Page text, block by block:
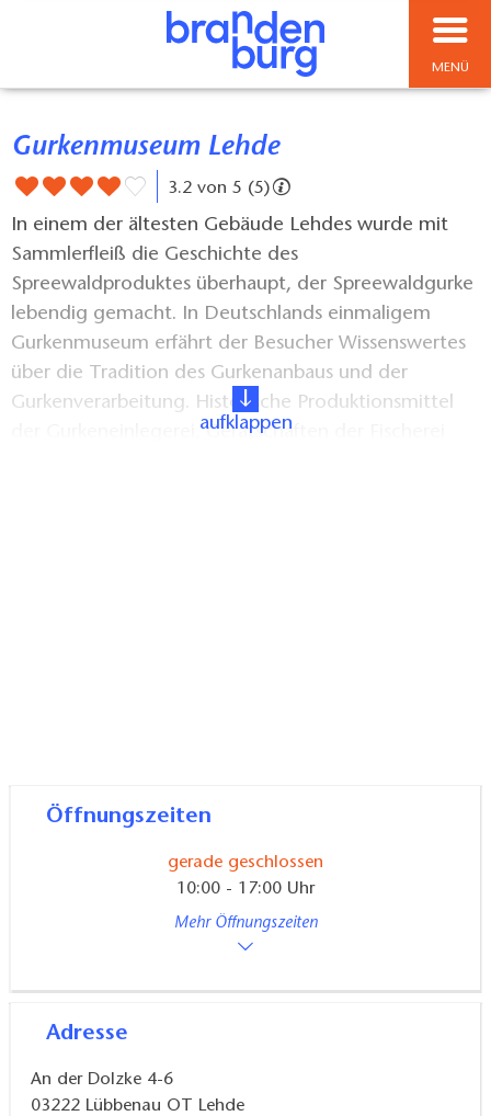
MENÜ
Gurkenmuseum Lehde
3.2 von 5 (5)
In einem der ältesten Gebäude Lehdes wurde mit
Sammlerfleiß die Geschichte des
Spreewaldproduktes überhaupt, der Spreewaldgurke
lebendig gemacht. In Deutschlands einmaligem
Gurkenmuseum erfährt der Besucher Wissenswertes
über die Tradition des Gurkenanbaus und der
Gurkenverarbeitung. Historische Produktionsmittel
der Gurkeneinlegerei, Gerätschaften der Fischerei
aufklappen
Öffnungszeiten
gerade geschlossen
10:00 - 17:00 Uhr
Mehr Öffnungszeiten
Adresse
An der Dolzke 4-6
03222 Lübbenau OT Lehde